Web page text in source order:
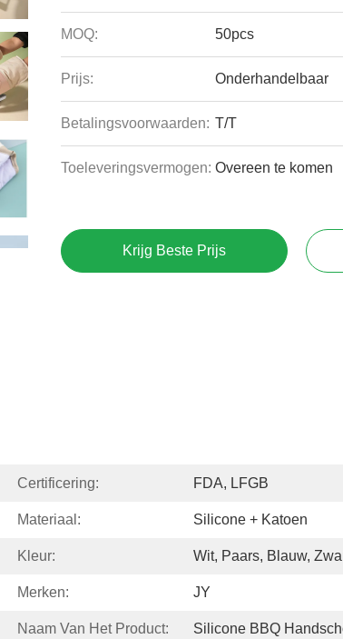
MOQ: 50pcs
Prijs: Onderhandelbaar
Betalingsvoorwaarden: T/T
Toeleveringsvermogen: Overeen te komen
Krijg Beste Prijs
Certificering: FDA, LFGB
Materiaal: Silicone + Katoen
Kleur: Wit, Paars, Blauw,
Merken: JY
Naam Van Het Product: Silicone BBQ